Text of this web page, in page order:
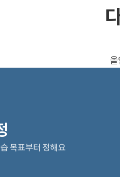
목표부터 정해요